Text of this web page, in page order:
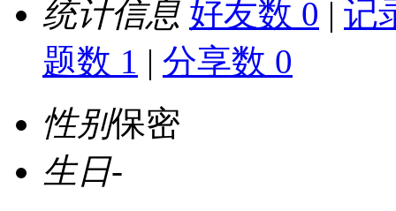
统计信息 好友数 0 | 记
题数 1 | 分享数 0
性别保密
生日-